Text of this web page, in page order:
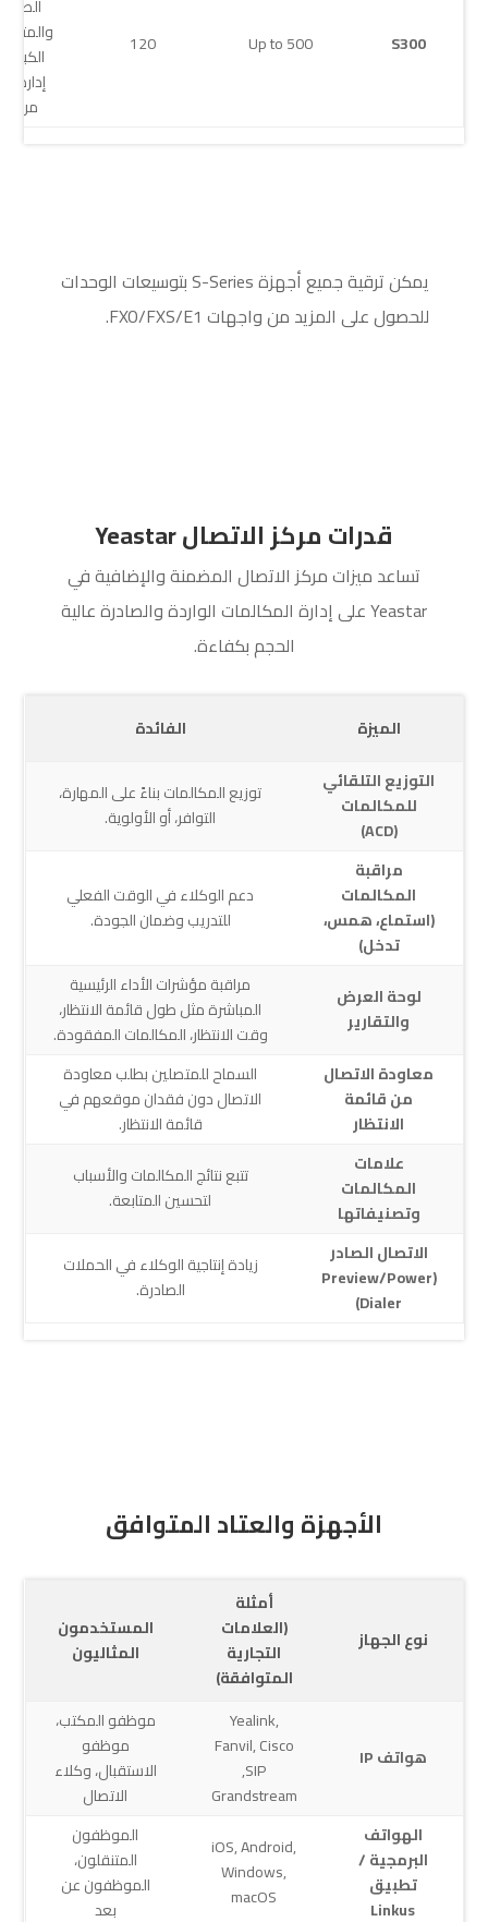
S300
Up to 500
120
يمكن ترقية جميع أجهزة S-Series بتوسيعات الوحدات
للحصول على المزيد من واجهات FXO/FXS/E1.
قدرات مركز الاتصال Yeastar
تساعد ميزات مركز الاتصال المضمنة والإضافية في
Yeastar على إدارة المكالمات الواردة والصادرة عالية
الحجم بكفاءة.
الميزة
الفائدة
التوزيع التلقائي
للمكالمات
(ACD)
توزيع المكالمات بناءً على المهارة،
التوافر، أو الأولوية.
مراقبة
المكالمات
(استماع، همس،
تدخل)
دعم الوكلاء في الوقت الفعلي
للتدريب وضمان الجودة.
لوحة العرض
والتقارير
مراقبة مؤشرات الأداء الرئيسية
المباشرة مثل طول قائمة الانتظار،
وقت الانتظار، المكالمات المفقودة.
معاودة الاتصال
من قائمة
الانتظار
السماح للمتصلين بطلب معاودة
الاتصال دون فقدان موقعهم في
قائمة الانتظار.
علامات
المكالمات
وتصنيفاتها
تتبع نتائج المكالمات والأسباب
لتحسين المتابعة.
الاتصال الصادر
(Preview/Power
Dialer)
زيادة إنتاجية الوكلاء في الحملات
الصادرة.
الأجهزة والعتاد المتوافق
نوع الجهاز
أمثلة
(العلامات
التجارية
المتوافقة)
المستخدمون
المثاليون
هواتف IP
Yealink,
Fanvil, Cisco
SIP,
Grandstream
موظفو المكتب،
موظفو
الاستقبال، وكلاء
الاتصال
الهواتف
البرمجية /
تطبيق
Linkus
iOS, Android,
Windows,
macOS
الموظفون
المتنقلون،
الموظفون عن
بعد